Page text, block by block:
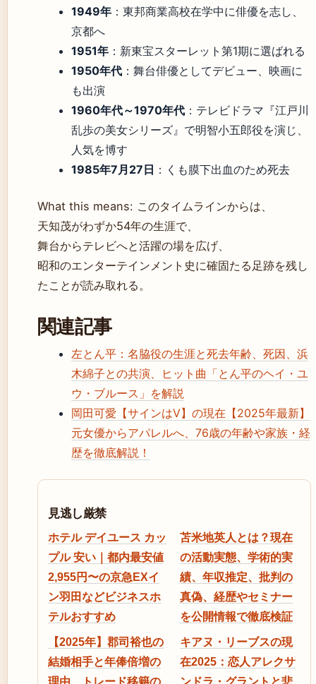
1949年 ：東邦商業高校在学中に俳優を志し、
京都へ
1951年 ：新東宝スターレット第1期に選ばれる
1950年代 ：舞台俳優としてデビュー、映画に
も出演
1960年代～1970年代 ：テレビドラマ『江戸川
乱歩の美女シリーズ』で明智小五郎役を演じ、
人気を博す
1985年7月27日 ：くも膜下出血のため死去
What this means: このタイムラインからは、
天知茂がわずか54年の生涯で、
舞台からテレビへと活躍の場を広げ、
昭和のエンターテインメント史に確固たる足跡を残し
たことが読み取れる。
関連記事
左とん平：名脇役の生涯と死去年齢、死因、浜
木綿子との共演、ヒット曲「とん平のヘイ・ユ
ウ・ブルース」を解説
岡田可愛【サインはV】の現在【2025年最新】
元女優からアパレルへ、76歳の年齢や家族・経
歴を徹底解説！
見逃し厳禁
ホテル デイユース カッ
プル 安い｜都内最安値
2,955円〜の京急EXイ
ン羽田などビジネスホ
テルおすすめ
苫米地英人とは？現在
の活動実態、学術的実
績、年収推定、批判の
真偽、経歴やセミナー
を公開情報で徹底検証
【2025年】郡司裕也の
結婚相手と年俸倍増の
理由、トレード移籍の
キアヌ・リーブスの現
在2025：恋人アレクサ
ンドラ・グラントと悲